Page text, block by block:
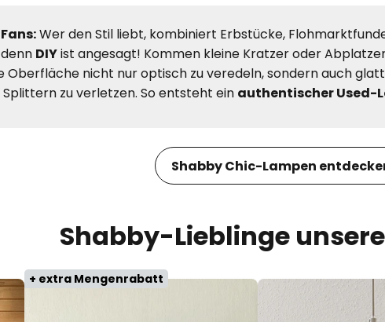
Wer den Stil liebt, kombiniert Erbstücke,
DIYist angesagt! Kommen kleine Kratzer oder
nicht nur optisch zu veredeln, sondern auch
zu verletzen. So entsteht ein authentischer Used-
Shabby Chic-Lampen
Shabby-Lieblinge
+ extra Mengenrabatt